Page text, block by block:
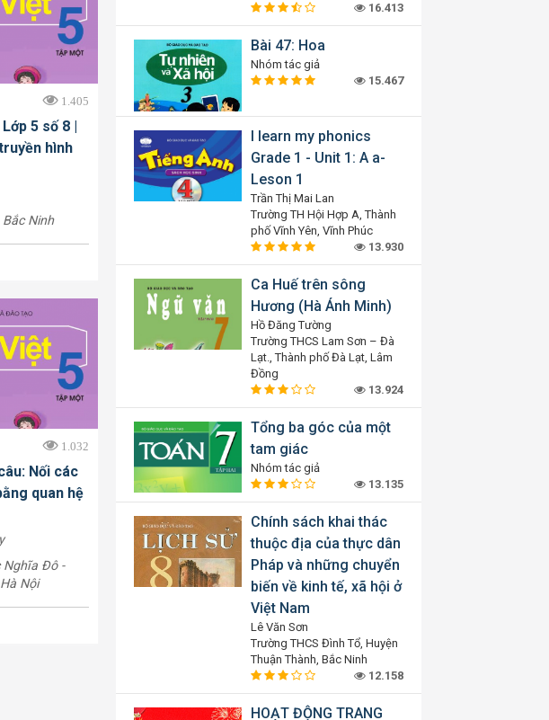
1.405
5 số 8 |
hình
Bắc Ninh
1.032
Nối các
quan hệ
Nghĩa Đô -
Nội
16.413
Bài 47: Hoa
Nhóm tác giả
15.467
I learn my phonics
Grade 1 - Unit 1: A a-
Leson 1
Trần Thị Mai Lan
Trường TH Hội Hợp A, Thành
phố Vĩnh Yên, Vĩnh Phúc
13.930
Ca Huế trên sông
Hương (Hà Ánh Minh)
Hồ Đăng Tường
Trường THCS Lam Sơn – Đà
Lạt., Thành phố Đà Lạt, Lâm
Đồng
13.924
Tổng ba góc của một
tam giác
Nhóm tác giả
13.135
Chính sách khai thác
thuộc địa của thực dân
Pháp và những chuyển
biến về kinh tế, xã hội ở
Việt Nam
Lê Văn Sơn
Trường THCS Đình Tổ, Huyện
Thuận Thành, Bắc Ninh
12.158
HOẠT ĐỘNG TRANG